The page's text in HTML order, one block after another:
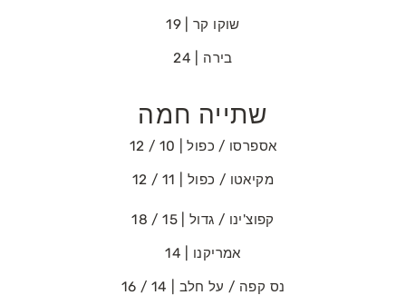
שוקו‭ ‬קר | 19
בירה | 24
שתייה חמה
אספרסו‭ / ‬כפול | 10 / 12
מקיאטו‭ / ‬כפול | 11 / 12
קפוצ'ינו‭ / ‬גדול | 15 / 18
אמריקנו | 14
נס‭ ‬קפה‭ / ‬על‭ ‬חלב | 14 / 16